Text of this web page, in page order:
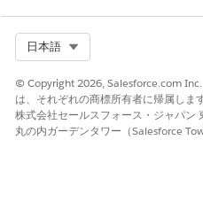
日本語
© Copyright 2026, Salesforce.com
は、それぞれの商標所有者に帰属します
株式会社セールスフォース・ジャパン
丸の内ガーデンタワー（Salesforce